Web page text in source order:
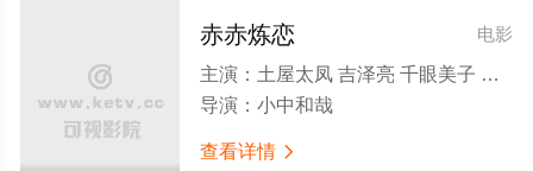
电影
赤赤炼恋
主演： 土屋太凤 吉泽亮 千眼美子 吉田羊 大杉涟 有森也实
导演： 小中和哉
查看详情 